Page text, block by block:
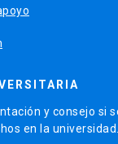
y consejo si
en la universidad.